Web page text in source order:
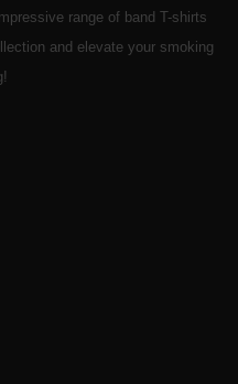
range of band T-shirts
and elevate your smoking